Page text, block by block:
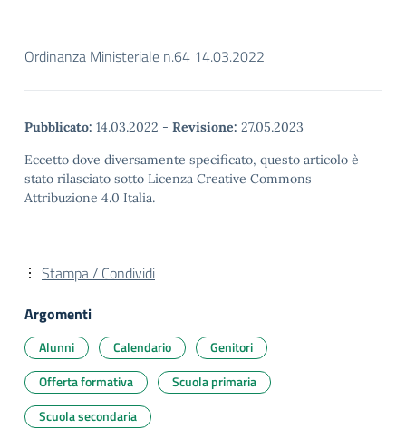
Ordinanza Ministeriale n.64 14.03.2022
Pubblicato: 14.03.2022 - Revisione: 27.05.2023
Eccetto dove diversamente specificato, questo articolo è
stato rilasciato sotto Licenza Creative Commons
Attribuzione 4.0 Italia.
Stampa / Condividi
Argomenti
Alunni Calendario
Genitori
Offerta formativa
Scuola primaria
Scuola secondaria